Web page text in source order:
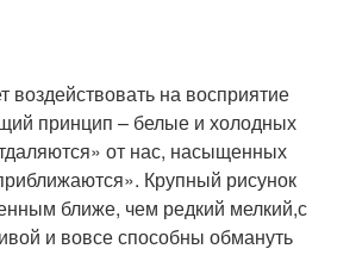
воздействовать на восприятие
принцип – белые и холодных
от нас, насыщенных
Крупный рисунок
ближе, чем редкий мелкий,с
и вовсе способны обмануть